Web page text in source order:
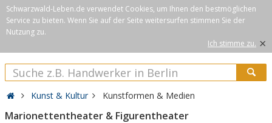
Schwarzwald-Leben.de verwendet Cookies, um Ihnen den bestmöglichen
Service zu bieten. Wenn Sie auf der Seite weitersurfen stimmen Sie der
Nutzung zu.
Ich stimme zu. ×
Kunst & Kultur Kunstformen & Medien
Marionettentheater & Figurentheater